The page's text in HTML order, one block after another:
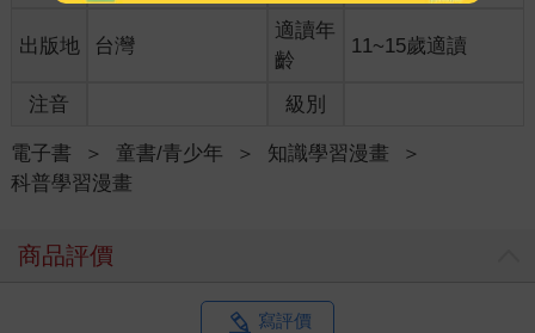
出版地 台灣
適讀年
齡
11~15歲適讀
注音 級別
電子書 ＞ 童書/青少年 ＞ 知識學習漫畫
＞
科普學習漫畫
商品評價
寫評價